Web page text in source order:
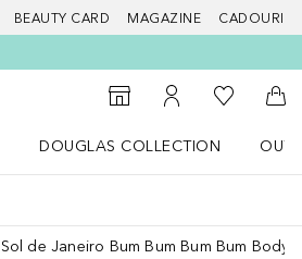
BEAUTY CARD MAGAZINE CADOURI
Către Găsire magazin
Către Contul meu
Către
DOUGLAS COLLECTION
Sol de Janeiro Bum Bum Bum Bum Body